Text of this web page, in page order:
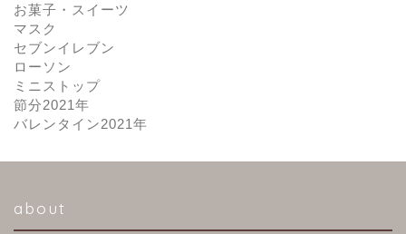
お菓子・スイーツ
マスク
セブンイレブン
ローソン
ミニストップ
節分2021年
バレンタイン2021年
about